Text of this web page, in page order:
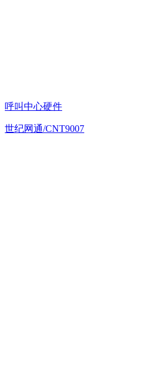
呼叫中心硬件
世纪网通/CNT9007